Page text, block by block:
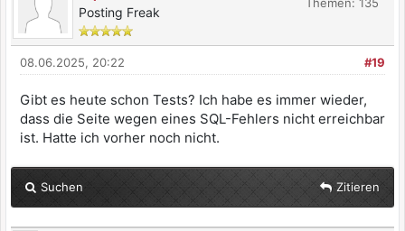
Posting Freak
#19
08.06.2025, 20:22
Gibt es heute schon Tests? Ich habe es immer wieder,
dass die Seite wegen eines SQL-Fehlers nicht erreichbar
ist. Hatte ich vorher noch nicht.
Suchen Zitieren